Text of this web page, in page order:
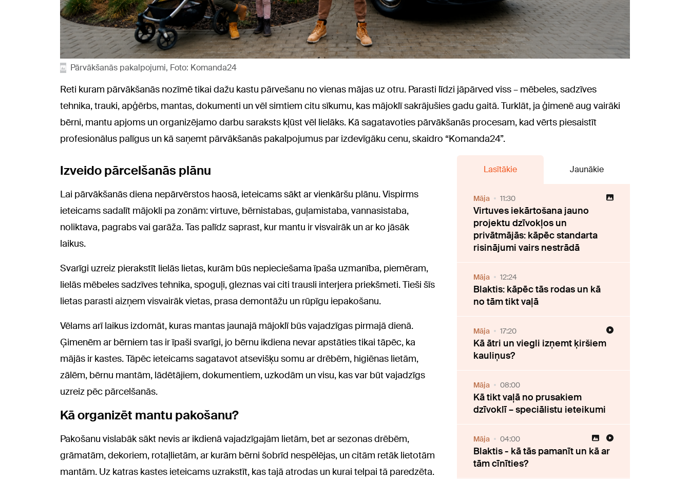
Pārvākšanās pakalpojumi, Foto: Komanda24
Reti kuram pārvākšanās nozīmē tikai dažu kastu pārvešanu no vienas mājas uz otru. Parasti līdzi jāpārved viss – mēbeles, sadzīves
tehnika, trauki, apģērbs, mantas, dokumenti un vēl simtiem citu sīkumu, kas mājoklī sakrājušies gadu gaitā. Turklāt, ja ģimenē aug vairāki
bērni, mantu apjoms un organizējamo darbu saraksts kļūst vēl lielāks. Kā sagatavoties pārvākšanās procesam, kad vērts piesaistīt
profesionālus palīgus un kā saņemt pārvākšanās pakalpojumus par izdevīgāku cenu, skaidro “Komanda24”.
Izveido pārcelšanās plānu
Lai pārvākšanās diena nepārvērstos haosā, ieteicams sākt ar vienkāršu plānu. Vispirms
ieteicams sadalīt mājokli pa zonām: virtuve, bērnistabas, guļamistaba, vannasistaba,
noliktava, pagrabs vai garāža. Tas palīdz saprast, kur mantu ir visvairāk un ar ko jāsāk
laikus.
Svarīgi uzreiz pierakstīt lielās lietas, kurām būs nepieciešama īpaša uzmanība, piemēram,
lielās mēbeles sadzīves tehnika, spoguļi, gleznas vai citi trausli interjera priekšmeti. Tieši šīs
lietas parasti aizņem visvairāk vietas, prasa demontāžu un rūpīgu iepakošanu.
Vēlams arī laikus izdomāt, kuras mantas jaunajā mājoklī būs vajadzīgas pirmajā dienā.
Ģimenēm ar bērniem tas ir īpaši svarīgi, jo bērnu ikdiena nevar apstāties tikai tāpēc, ka
mājās ir kastes. Tāpēc ieteicams sagatavot atsevišķu somu ar drēbēm, higiēnas lietām,
zālēm, bērnu mantām, lādētājiem, dokumentiem, uzkodām un visu, kas var būt vajadzīgs
uzreiz pēc pārcelšanās.
Kā organizēt mantu pakošanu?
Pakošanu vislabāk sākt nevis ar ikdienā vajadzīgajām lietām, bet ar sezonas drēbēm,
grāmatām, dekoriem, rotaļlietām, ar kurām bērni šobrīd nespēlējas, un citām retāk lietotām
mantām. Uz katras kastes ieteicams uzrakstīt, kas tajā atrodas un kurai telpai tā paredzēta.
Lasītākie Jaunākie
Māja 11:30
Virtuves iekārtošana jauno
projektu dzīvokļos un
privātmājās: kāpēc standarta
risinājumi vairs nestrādā
Māja 12:24
Blaktis: kāpēc tās rodas un kā
no tām tikt vaļā
Māja 17:20
Kā ātri un viegli izņemt ķiršiem
kauliņus?
Māja 08:00
Kā tikt vaļā no prusakiem
dzīvoklī – speciālistu ieteikumi
Māja 04:00
Blaktis - kā tās pamanīt un kā ar
tām cīnīties?